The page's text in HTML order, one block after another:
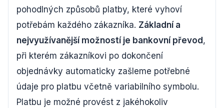
pohodlných způsobů platby, které vyhoví
potřebám každého zákazníka. Základní a
nejvyužívanější možností je bankovní převod ,
při kterém zákazníkovi po dokončení
objednávky automaticky zašleme potřebné
údaje pro platbu včetně variabilního symbolu.
Platbu je možné provést z jakéhokoliv